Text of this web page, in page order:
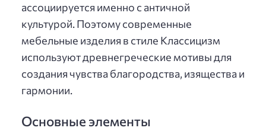
ассоциируется именно с античной
культурой. Поэтому современные
мебельные изделия в стиле Классицизм
используют древнегреческие мотивы для
создания чувства благородства, изящества и
гармонии.
Основные элементы